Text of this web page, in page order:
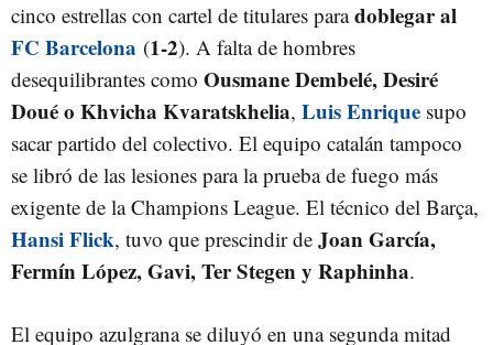
cinco estrellas con cartel de titulares paradoblegar al
FC Barcelona (1-2). A falta de hombres
desequilibrantes como Ousmane Dembelé, Desiré
Doué o Khvicha Kvaratskhelia, Luis Enrique supo
sacar partido del colectivo. El equipo catalán tampoco
se libró de las lesiones para la prueba de fuego más
exigente de la Champions League. El técnico del Barça,
Hansi Flick, tuvo que prescindir de Joan García,
Fermín López, Gavi, Ter Stegen y Raphinha.
El equipo azulgrana se diluyó en una segunda mitad